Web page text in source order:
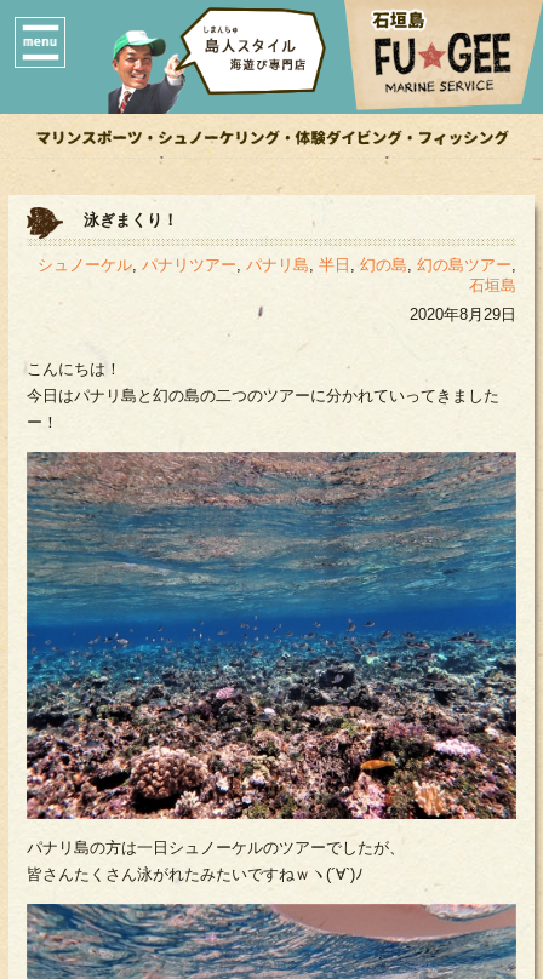
泳ぎまくり！
シュノーケル, パナリツアー, パナリ島, 半日 , 幻の島, 幻の島ツアー,
石垣島
2020年8月29日
こんにちは！
今日はパナリ島と幻の島の二つのツアーに分かれていってきました
ー！
パナリ島の方は一日シュノーケルのツアーでしたが、
皆さんたくさん泳がれたみたいですねｗヽ(´∀`)ﾉ